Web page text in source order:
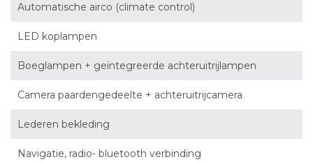
Automatische airco (climate control)
LED koplampen
Boeglampen + geïntegreerde achteruitrijlampen
Camera paardengedeelte + achteruitrijcamera
Lederen bekleding
Navigatie, radio- bluetooth verbinding